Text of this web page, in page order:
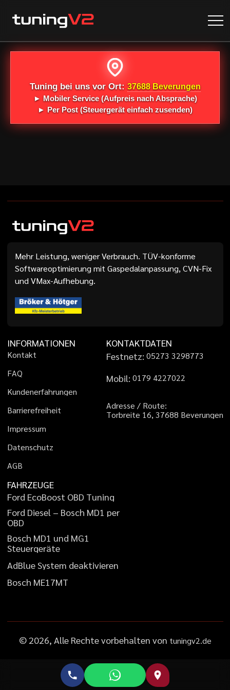
Tuning bei uns vor Ort: 37688 Beverungen
► Mobiler Service(Aufpreis nach Absprache)
►Per Post(Steuergerät einfach zusenden)
Mehr Leistung, weniger Verbrauch. TÜV-konforme
Softwareoptimierung mit Gaspedalanpassung, CVN-Fix
und VMax-Aufhebung.
INFORMATIONEN
Kontakt
FAQ
Kundenerfahrungen
Barrierefreiheit
Impressum
Datenschutz
AGB
KONTAKTDATEN
Festnetz: 05273 3298773
Mobil: 01 79 4227022
Adresse / Route:
Torbreite 16, 37688 Beverungen
FAHRZEUGE
Ford EcoBoost OBD Tuning
Ford Diesel – Bosch MD1 per
OBD
Bosch MD1 und MG1
Steuergeräte
AdBlueSystem deaktivieren
Bosch ME17MT
© 2026, Alle Rechte vorbehalten von tuningv2.de